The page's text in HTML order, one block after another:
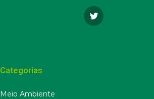
Categorias
Meio Ambiente